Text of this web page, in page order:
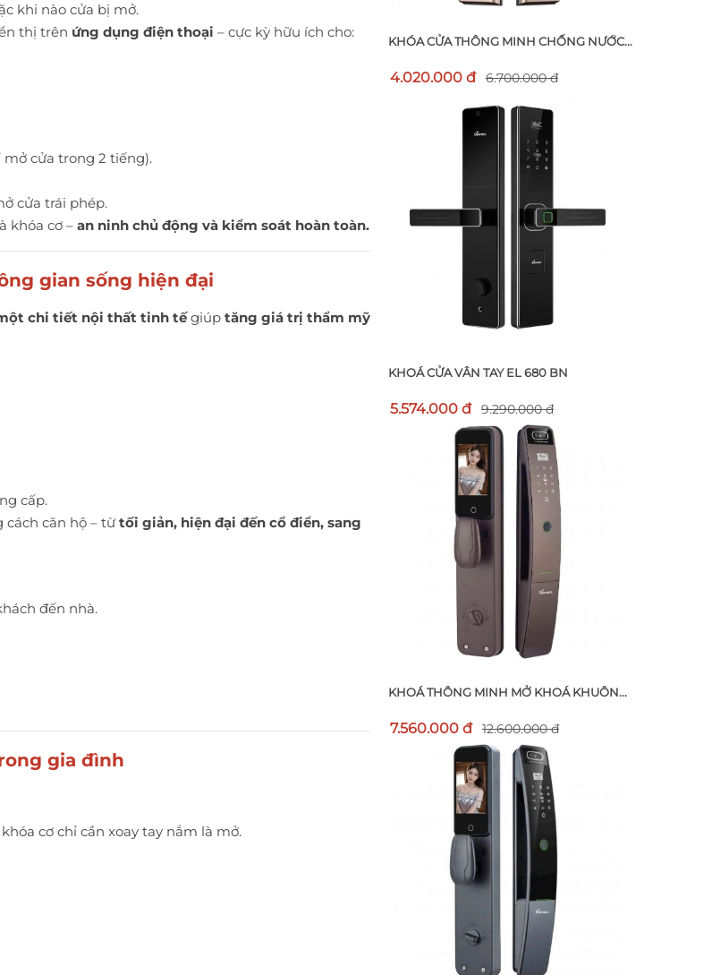
khi nào cửa bị mở.
thị trên ứng dụng điện thoại – cực kỳ hữu ích cho:
mở cửa trong 2 tiếng).
cửa trái phép.
khóa cơ – an ninh chủ động và kiểm soát hoàn toàn.
gian sống hiện đại
chi tiết nội thất tinh tếgiúp tăng giá trị thẩm mỹ
cấp.
cách căn hộ – từ tối giản, hiện đại đến cổ điển, sang
đến nhà.
gia đình
cơ chỉ cần xoay tay nắm là mở.
KHÓA CỬA THÔNG MINH CHỐNG NƯỚC...
4.020.000 đ 6.700.000 đ
KHOÁ CỬA VÂN TAY EL 680 BN
5.574.000 đ 9.290.000 đ
KHOÁ THÔNG MINH MỞ KHOÁ KHUÔN...
7.560.000 đ 12.600.000 đ